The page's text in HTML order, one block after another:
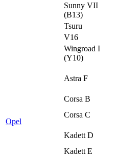
Sunny VII
(B13)
Tsuru
V16
Wingroad I
(Y10)
Opel
Astra F
Corsa B
Corsa C
Kadett D
Kadett E